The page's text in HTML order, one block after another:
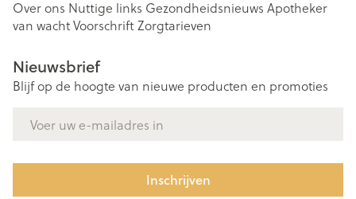
Over ons Nuttige links Gezondheidsnieuws Apotheker
van wachtVoorschriftZorgtarieven
Nieuwsbrief
Blijf op de hoogte van nieuwe producten en promoties
Inschrijven